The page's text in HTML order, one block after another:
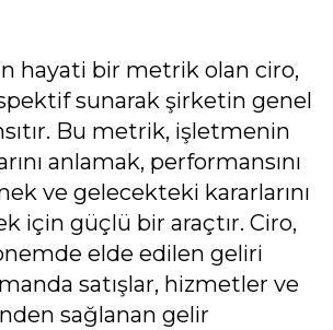
hayati bir metrik olan ciro,
sunarak şirketin genel
Bu metrik, işletmenin
anlamak, performansını
ve gelecekteki kararlarını
için güçlü bir araçtır. Ciro,
elde edilen geliri
satışlar, hizmetler ve
sağlanan gelir